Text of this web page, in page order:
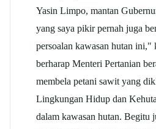
Yasin Limpo, mantan
yang saya pikir pernah juga
persoalan kawasan hutan ini,"
berharap Menteri Pertanian
membela petani sawit yang
Lingkungan Hidup dan
dalam kawasan hutan. Begitu